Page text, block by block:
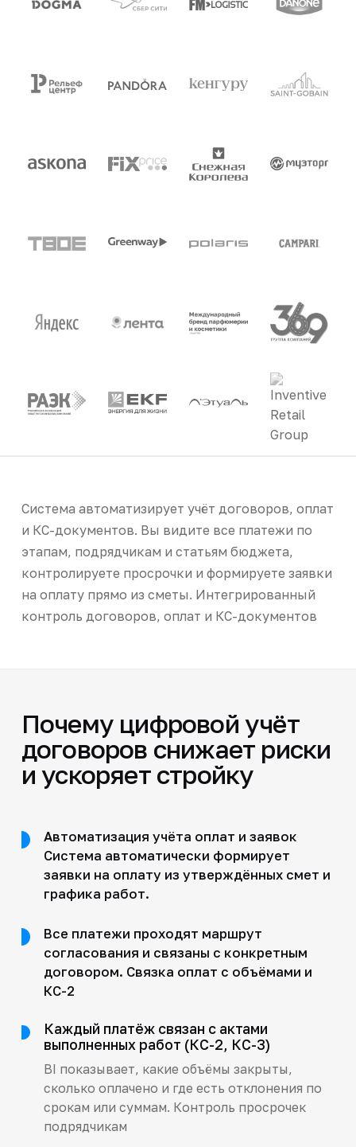
Система автоматизирует учёт договоров, оплат
и КС-документов. Вы видите все платежи по
этапам, подрядчикам и статьям бюджета,
контролируете просрочки и формируете заявки
на оплату прямо из сметы. Интегрированный
контроль договоров, оплат и КС-документов
Почему цифровой учёт
договоров снижает риски
и ускоряет стройку
Автоматизация учёта оплат и заявок
Система автоматически формирует
заявки на оплату из утверждённых смет и
графика работ.
Все платежи проходят маршрут
согласования и связаны с конкретным
договором. Связка оплат с объёмами и
КС-2
Каждый платёж связан с актами
выполненных работ (КС-2, КС-3)
BI показывает, какие объёмы закрыты,
сколько оплачено и где есть отклонения по
срокам или суммам. Контроль просрочек
подрядчикам